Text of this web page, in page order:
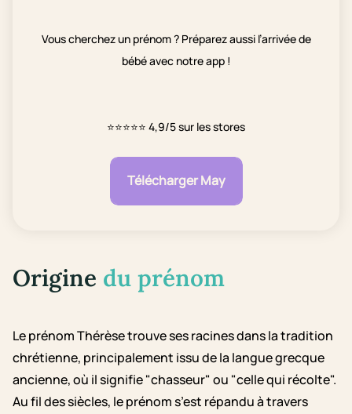
Vous cherchez un prénom ? Préparez aussi l’arrivée de
bébé avec notre app !
⭐⭐⭐⭐⭐ 4,9/5 sur les stores
Télécharger May
Origine du prénom
Le prénom Thérèse trouve ses racines dans la tradition
chrétienne, principalement issu de la langue grecque
ancienne, où il signifie "chasseur" ou "celle qui récolte".
Au fil des siècles, le prénom s’est répandu à travers